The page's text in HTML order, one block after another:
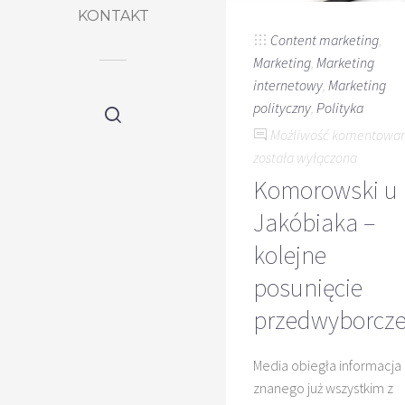
KONTAKT
Content marketing
Marketing Marketing
internetowy Marketing
polityczny Polityka
Możliwość
została wyłączona
Komorowski u
Jakóbiaka –
kolejne
posunięcie
przedwyborcze
Media obiegła informacja
znanego już wszystkim z